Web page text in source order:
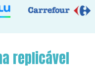
replicável